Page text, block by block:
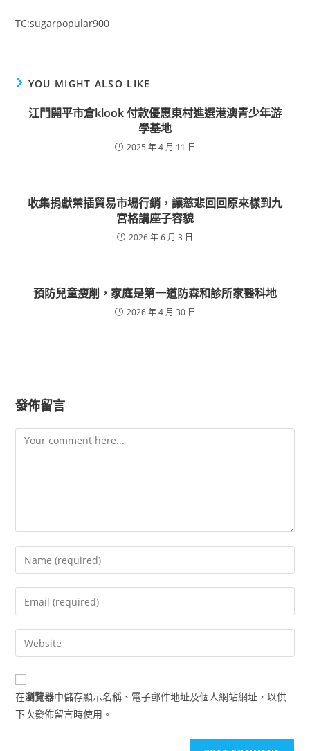
TC:sugarpopular900
YOU MIGHT ALSO LIKE
江門開平市倉klook 付款優惠東村進選港澳青少年游
學基地
2025 年 4 月 11 日
收集捐獻禁插貿易市場行銷，讓慈悲回回原來樣到九
宮格講座子容貌
2026 年 6 月 3 日
預防兒童瘦削，家庭是第一道防森和診所家醫科地
2026 年 4 月 30 日
發佈留言
Comment
Enter
your
name
comment
Enter
your
email
address
comment
Enter
your
website
URL
(optional)
在瀏覽器中儲存顯示名稱、電子郵件地址及個人網站網址，以供
下次發佈留言時使用。